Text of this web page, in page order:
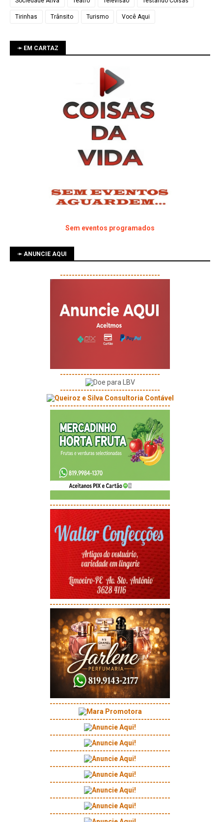
Tirinhas Trânsito Turismo Você Aqui
➛ EM CARTAZ
Sem eventos programados
➛ ANUNCIE AQUI
----------------------------------
----------------------------------
----------------------------------
-----------------------------------------
-----------------------------------------
-----------------------------------------
-----------------------------------------
-----------------------------------------
-----------------------------------------
-----------------------------------------
-----------------------------------------
-----------------------------------------
-----------------------------------------
-----------------------------------------